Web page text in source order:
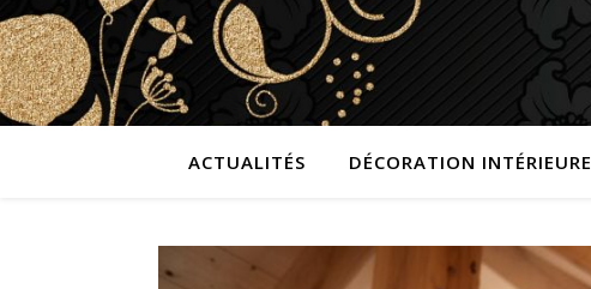
ACTUALITÉS DÉCORATION INTÉRIEURE